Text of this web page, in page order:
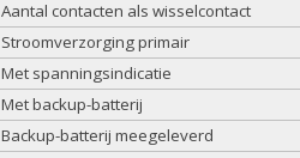
Aantal contacten als wisselcontact
Stroomverzorging primair
Met spanningsindicatie
Met backup-batterij
Backup-batterij meegeleverd